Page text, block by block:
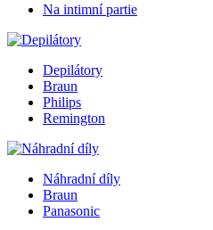
Na intimní partie
Depilátory
Braun
Philips
Remington
Náhradní díly
Braun
Panasonic